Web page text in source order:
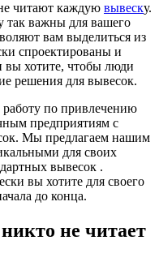
читают каждую вывеску.
так важны для вашего
вам выделиться из
спроектированы и
вы хотите, чтобы люди
решения для вывесок.
по привлечению
предприятиям с
Мы предлагаем нашим
для своих
вывесок .
вы хотите для своего
до конца.
не читает